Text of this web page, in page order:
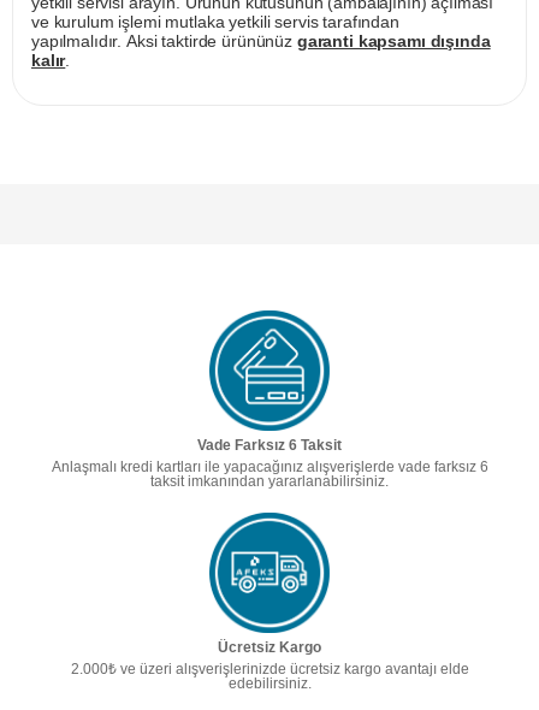
ve kurulum işlemi mutlaka yetkili servis tarafından
yapılmalıdır. Aksi taktirde ürününüz garanti kapsamı dışında
kalır.
Vade Farksız 6 Taksit
Anlaşmalı kredi kartları ile yapacağınız alışverişlerde vade farksız 6
taksit imkanından yararlanabilirsiniz.
Ücretsiz Kargo
2.000₺ ve üzeri alışverişlerinizde ücretsiz kargo avantajı elde
edebilirsiniz.